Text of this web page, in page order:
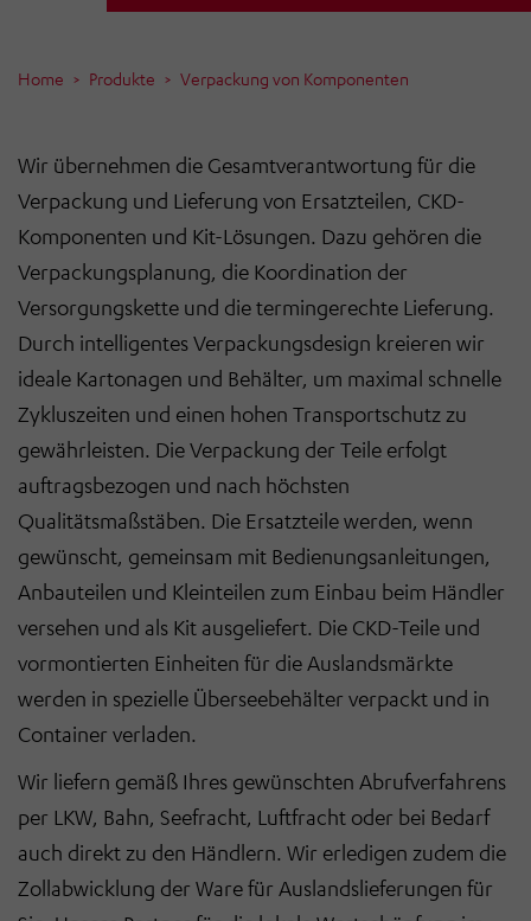
Home Produkte Verpackung von Komponenten
Wir übernehmen die Gesamtverantwortung für die
Verpackung und Lieferung von Ersatzteilen, CKD-
Komponenten und Kit-Lösungen. Dazu gehören die
Verpackungsplanung, die Koordination der
Versorgungskette und die termingerechte Lieferung.
Durch intelligentes Verpackungsdesign kreieren wir
ideale Kartonagen und Behälter, um maximal schnelle
Zykluszeiten und einen hohen Transportschutz zu
gewährleisten. Die Verpackung der Teile erfolgt
auftragsbezogen und nach höchsten
Qualitätsmaßstäben. Die Ersatzteile werden, wenn
gewünscht, gemeinsam mit Bedienungsanleitungen,
Anbauteilen und Kleinteilen zum Einbau beim Händler
versehen und als Kit ausgeliefert. Die CKD-Teile und
vormontierten Einheiten für die Auslandsmärkte
werden in spezielle Überseebehälter verpackt und in
Container verladen.
Wir liefern gemäß Ihres gewünschten Abrufverfahrens
per LKW, Bahn, Seefracht, Luftfracht oder bei Bedarf
auch direkt zu den Händlern. Wir erledigen zudem die
Zollabwicklung der Ware für Auslandslieferungen für